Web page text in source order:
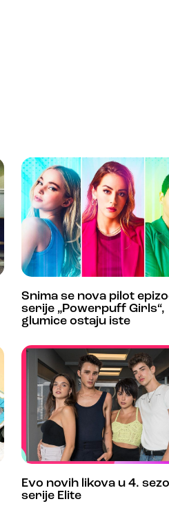
Snima se nova pilot
serije „Powerpuff Girls“,
glumice ostaju iste
Evo novih likova u 4.
serije Elite